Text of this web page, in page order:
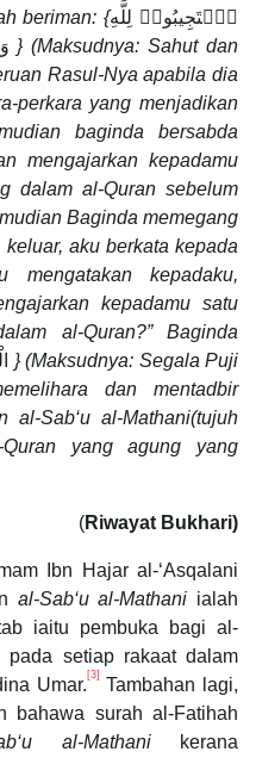
beriman: {ٱسۡتَجِیبُوا۟ لِلَّهِ
} (Maksudnya: Sahut dan
Rasul-Nya apabila dia
perkara yang menjadikan
baginda bersabda
mengajarkan kepadamu
dalam al-Quran sebelum
Baginda memegang
aku berkata kepada
mengatakan kepadaku,
kepadamu satu
al-Quran?” Baginda
} (Maksudnya: Segala Puji
dan mentadbir
al-Sab‘u al-Mathani(tujuh
yang agung yang
(Riwayat Bukhari)
Ibn Hajar al-‘Asqalani
al-Sab‘u al-Mathani ialah
iaitu pembuka bagi al-
setiap rakaat dalam
Umar.[3]
Tambahan lagi,
bahawa surah al-Fatihah
al-Mathanikerana